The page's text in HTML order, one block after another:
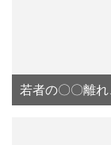
若者の〇〇離